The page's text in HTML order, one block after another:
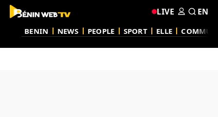
BENIN NEWS PEOPLE SPORT ELLE
LIVE EN